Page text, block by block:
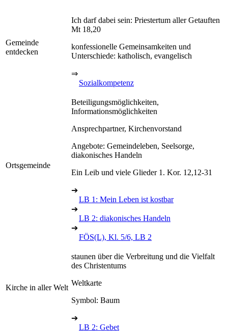
Gemeinde
entdecken
Ich darf dabei sein: Priestertum aller Getauften
Mt 18,20
konfessionelle Gemeinsamkeiten und
Unterschiede: katholisch, evangelisch
⇒
Sozialkompetenz
Ortsgemeinde
Beteiligungsmöglichkeiten,
Informationsmöglichkeiten
Ansprechpartner, Kirchenvorstand
Angebote: Gemeindeleben, Seelsorge,
diakonisches Handeln
Ein Leib und viele Glieder 1. Kor. 12,12-31
➔
LB 1: Mein Leben ist kostbar
➔
LB 2: diakonisches Handeln
➔
FÖS(L), Kl. 5/6, LB 2
Kirche in aller Welt
staunen über die Verbreitung und die Vielfalt
des Christentums
Weltkarte
Symbol: Baum
➔
LB 2: Gebet